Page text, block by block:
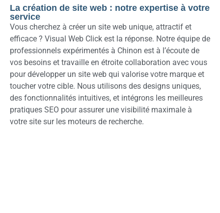
La création de site web : notre expertise à votre
service
Vous cherchez à créer un site web unique, attractif et
efficace ? Visual Web Click est la réponse. Notre équipe de
professionnels expérimentés à Chinon est à l’écoute de
vos besoins et travaille en étroite collaboration avec vous
pour développer un site web qui valorise votre marque et
toucher votre cible. Nous utilisons des designs uniques,
des fonctionnalités intuitives, et intégrons les meilleures
pratiques SEO pour assurer une visibilité maximale à
votre site sur les moteurs de recherche.